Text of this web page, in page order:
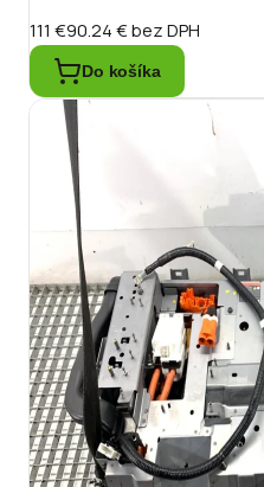
111 €90.24 €bez DPH
Do košíka